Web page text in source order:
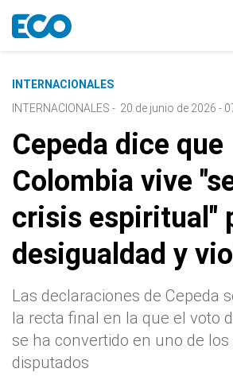
INTERNACIONALES
INTERNACIONALES - 20 de junio de 2026 -
Cepeda dice que
Colombia vive
crisis espiritual"
desigualdad y
Las declaraciones de Cepeda
la recta final en la que el voto
se ha convertido en uno de
disputados